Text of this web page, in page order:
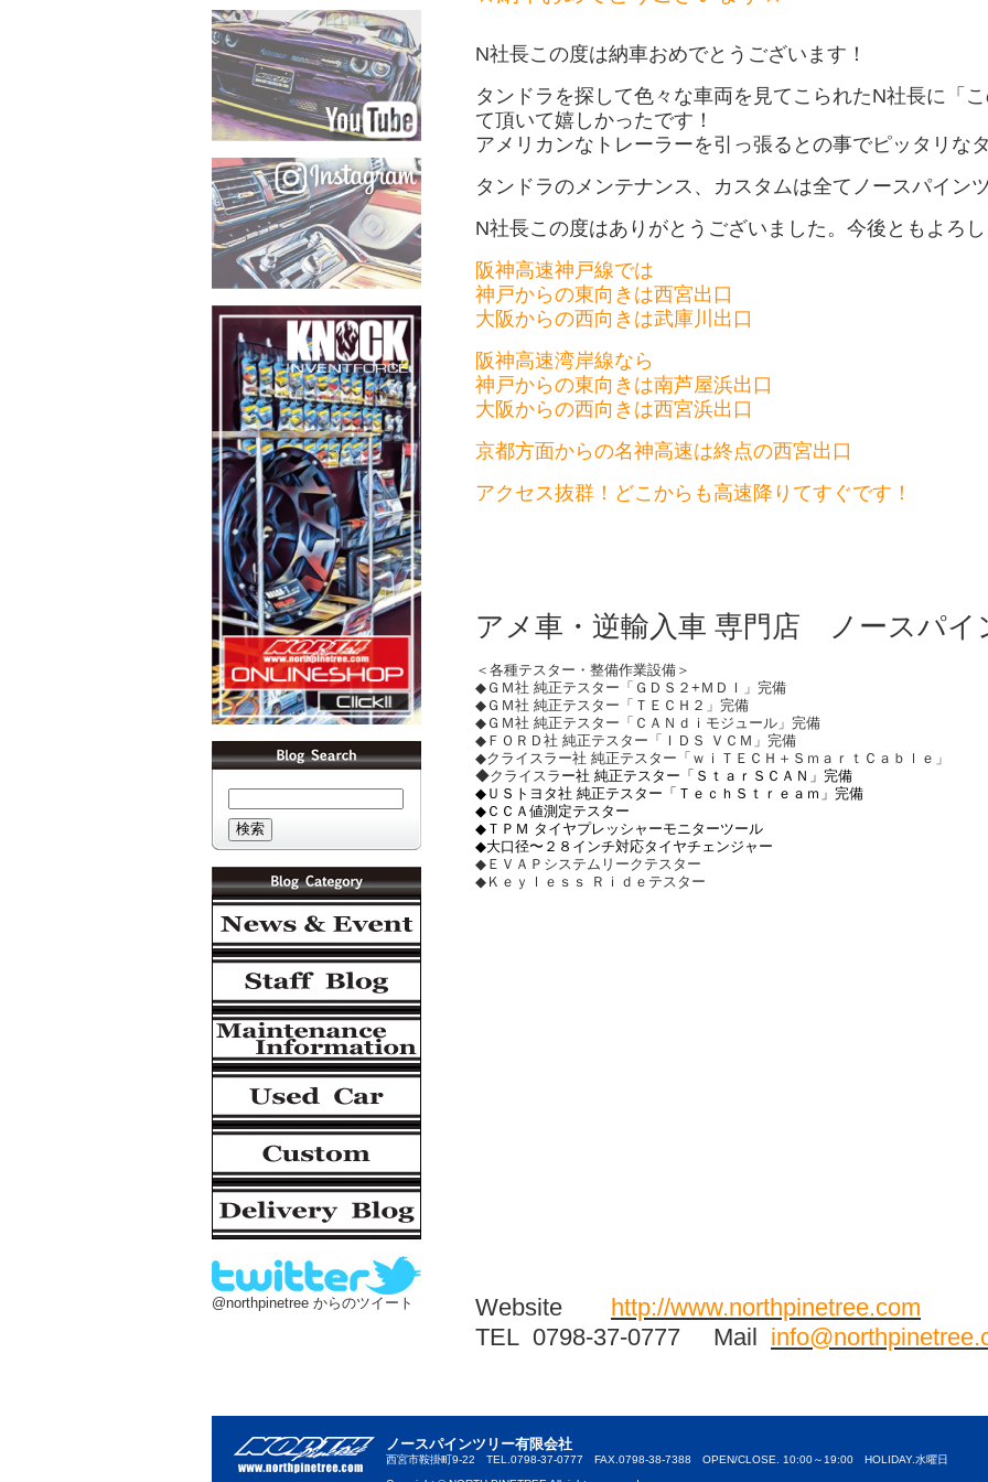
@northpinetree からのツイート
N社長この度は納車おめでとうございます！
タンドラを探して色々な車両を見てこられたN社長に「
て頂いて嬉しかったです！
アメリカンなトレーラーを引っ張るとの事でピッタリな
タンドラのメンテナンス、カスタムは全てノースパイン
N社長この度はありがとうございました。今後ともよろ
阪神高速神戸線では
神戸からの東向きは西宮出口
大阪からの西向きは武庫川出口
阪神高速湾岸線なら
神戸からの東向きは南芦屋浜出口
大阪からの西向きは西宮浜出口
京都方面からの名神高速は終点の西宮出口
アクセス抜群！どこからも高速降りてすぐです！
アメ車・逆輸入車 専門店 ノースパイ
＜各種テスター・整備作業設備＞
◆ＧＭ社 純正テスター「ＧＤＳ２+ＭＤＩ」完備
◆ＧＭ社 純正テスター「ＴＥＣＨ２」完備
◆ＧＭ社 純正テスター「ＣＡＮｄｉモジュール」完備
◆ＦＯＲＤ社 純正テスター「ＩＤＳ ＶＣＭ」完備
◆クライスラー社 純正テスター「ｗｉＴＥＣＨ＋ＳｍａｒｔＣａｂｌｅ」
◆クライスラ ー社 純正テスター「ＳｔａｒＳＣＡＮ」完備
◆ＵＳトヨタ社 純正テスター「ＴｅｃｈＳｔｒｅａｍ」完備
◆ＣＣＡ値測定テスター
◆ＴＰＭ タイヤプレッシャーモニターツール
◆大口径〜２８インチ対応タイヤチェンジャー
◆ＥＶＡＰシステムリークテスター
◆Ｋｅｙｌｅｓｓ Ｒｉｄｅテスター
Website http://www.northpinetree.com
TEL 0798-37-0777 Mail
ノースパインツリー有限会社
西宮市鞍掛町9-22 TEL.0798-37-0777 FAX.0798-38-7388 OPEN/CLOSE. 10:00～19:00 HOLIDAY.水曜日